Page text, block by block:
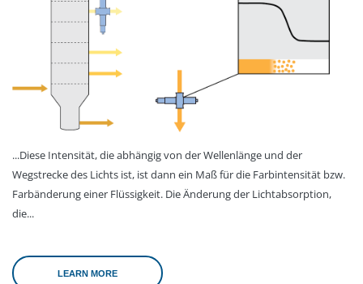
...Diese Intensität, die abhängig von der Wellenlänge und der
Wegstrecke des Lichts ist, ist dann ein Maß für die Farbintensität bzw.
Farbänderung einer Flüssigkeit. Die Änderung der Lichtabsorption,
die...
LEARN MORE